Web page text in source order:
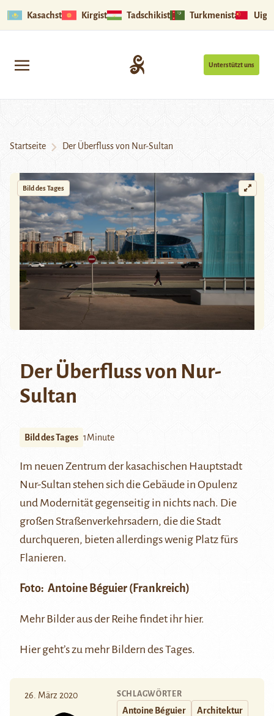
Kasachstan Kirgistan Tadschikistan Turkmenistan
Unterstützt uns
Startseite Der Überfluss von Nur-Sultan
Bild des Tages
Der Überfluss von Nur-
Sultan
Bild des Tages 1Minute
Im neuen Zentrum der kasachischen Hauptstadt
Nur-Sultan stehen sich die Gebäude in Opulenz
und Modernität gegenseitig in nichts nach. Die
großen Straßenverkehrsadern, die die Stadt
durchqueren, bieten allerdings wenig Platz fürs
Flanieren.
Foto: Antoine Béguier (Frankreich)
Mehr Bilder aus der Reihe findet ihrhier.
Hiergeht’s zu mehr Bildern des Tages.
26. März 2020 SCHLAGWÖRTER
Antoine Béguier Architektur